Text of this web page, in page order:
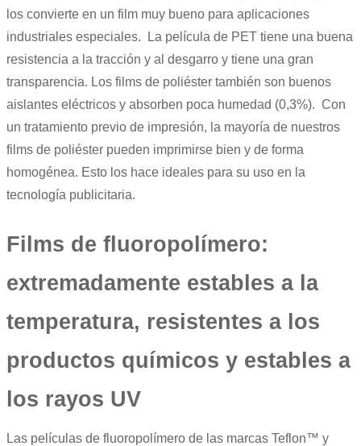
los convierte en un film muy bueno para aplicaciones
industriales especiales. La película de PET tiene una buena
resistencia a la tracción y al desgarro y tiene una gran
transparencia. Los films de poliéster también son buenos
aislantes eléctricos y absorben poca humedad (0,3%). Con
un tratamiento previo de impresión, la mayoría de nuestros
films de poliéster pueden imprimirse bien y de forma
homogénea. Esto los hace ideales para su uso en la
tecnología publicitaria.
Films de fluoropolímero:
extremadamente estables a la
temperatura, resistentes a los
productos químicos y estables a
los rayos UV
Las películas de fluoropolímero de las marcas Teflon™ y